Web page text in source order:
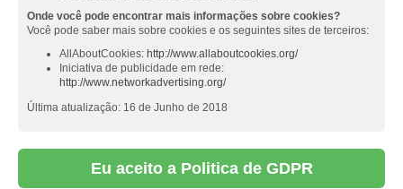
Onde você pode encontrar mais informações sobre cookies?
Você pode saber mais sobre cookies e os seguintes sites de terceiros:
AllAboutCookies: http://www.allaboutcookies.org/
Iniciativa de publicidade em rede:
http://www.networkadvertising.org/
Última atualização: 16 de Junho de 2018